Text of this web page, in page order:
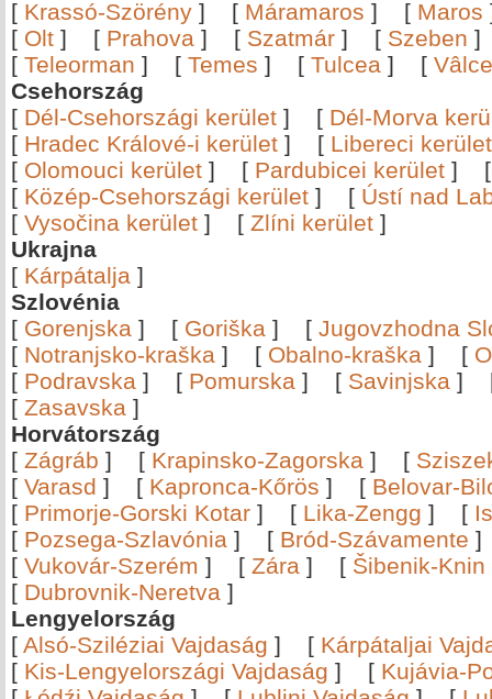
[ Krassó-Szörény ] [ Máramaros ] [ Maros
[ Olt ] [ Prahova ] [ Szatmár ] [ Szeben
[ Teleorman ] [ Temes ] [ Tulcea ] [
Csehország
[ Dél-Csehországi kerület ] [ Dél-Morva
[ Hradec Králové-i kerület ] [ Libereci kerület
[ Olomouci kerület ] [ Pardubicei kerület ]
[ Közép-Csehországi kerület ] [ Ústí nad
[ Vysočina kerület ] [ Zlíni kerület ]
Ukrajna
[ Kárpátalja ]
Szlovénia
[ Gorenjska ] [ Goriška ] [ Jugovzhodna
[ Notranjsko-kraška ] [ Obalno-kraška ] [
[ Podravska ] [ Pomurska ] [ Savinjska ]
[ Zasavska ]
Horvátország
[ Zágráb ] [ Krapinsko-Zagorska ] [
[ Varasd ] [ Kapronca-Kőrös ] [ Belovar-
[ Primorje-Gorski Kotar ] [ Lika-Zengg ] [
[ Pozsega-Szlavónia ] [ Bród-Szávamente
[ Vukovár-Szerém ] [ Zára ] [ Šibenik-Knin
[ Dubrovnik-Neretva ]
Lengyelország
[ Alsó-Sziléziai Vajdaság ] [ Kárpátaljai
[ Kis-Lengyelországi Vajdaság ] [ Kujávia-